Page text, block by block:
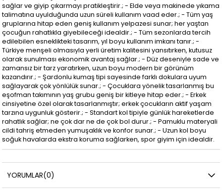
sağlar ve giyip çıkarmayı pratikleştirir.; - Elde veya makinede yıkama
talimatına uyulduğunda uzun süreli kullanım vaad eder.; - Tüm yaş
gruplarına hitap eden geniş kullanım yelpazesi sunar; her yaştan
çocuğun rahatlıkla giyebileceği idealdir.; - Tüm sezonlarda tercih
edilebilen esneklikteki tasarım, yıl boyu kullanım imkanı tanır.; -
Türkiye menşeli olmasıyla yerli üretim kalitesini yansıtırken, kutusuz
olarak sunulması ekonomik avantaj sağlar.; - Düz deseniyle sade ve
zamansız bir tarz yaratırken, uzun boyu modern bir görünüm
kazandırır.; - Şardonlu kumaş tipi sayesinde farklı dokulara uyum
sağlayarak çok yönlülük sunar.; - Çocuklara yönelik tasarlanmış bu
eşofman takımının yaş grubu geniş bir kitleye hitap eder.; - Erkek
cinsiyetine özel olarak tasarlanmıştır; erkek çocukların aktif yaşam
tarzına uygunluk gösterir.; - Standart kol tipiyle günlük hareketlerde
rahatlık sağlar; ne çok dar ne de çok bol durur.; - Pamuklu materyali
cildi tahriş etmeden yumuşaklık ve konfor sunar.; - Uzun kol boyu
soğuk havalarda ekstra koruma sağlarken, spor giyim için idealdir.
YORUMLAR(0)